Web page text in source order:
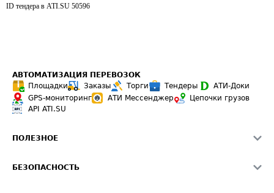
ID тендера в ATI.SU 50596
АВТОМАТИЗАЦИЯ ПЕРЕВОЗОК
Площадки
Заказы Торги Тендеры
АТИ-Доки
GPS-мониторинг
АТИ Мессенджер
Цепочки грузов
API ATI.SU
ПОЛЕЗНОЕ
БЕЗОПАСНОСТЬ